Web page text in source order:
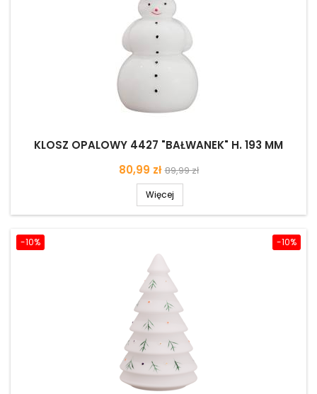
KLOSZ OPALOWY 4427 "BAŁWANEK" H. 193 MM
Cena
80,99 zł Cena
podstawowa
89,99 zł
Więcej
-10%
-10%